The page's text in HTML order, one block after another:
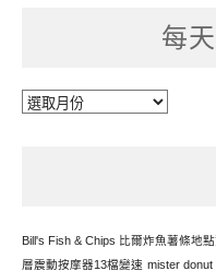
每
每
Bill's Fish & Chips 比爾炸魚薯條地
層震動按摩器13檔變速 mister donut